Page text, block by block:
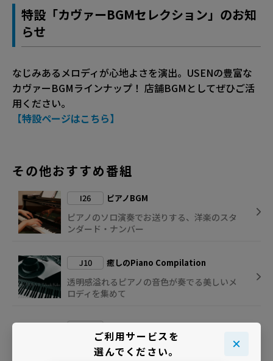
特設「カヴァーBGMセレクション」のお知
らせ
なじみあるメロディが心地よさを演出。USENの豊富な
カヴァーBGMラインナップ！ 店舗BGMとしてぜひご活
用ください。
【特設ページはこちら】
その他おすすめ番組
I26 ピアノBGM
ピアノのソロ演奏でお送りする、洋楽のスタ
ンダード・ナンバー
J10 癒しのPiano Compilation
透明感溢れるピアノの音色が奏でる美しいメ
ロディを集めて
ご利用サービスを
選んでください。